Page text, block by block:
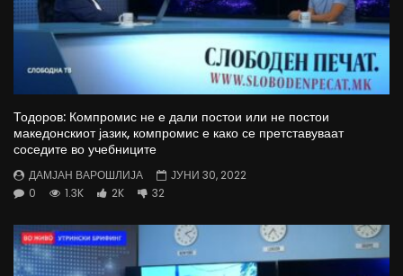
Тодоров: Компромис не е дали постои или не постои
македонскиот јазик, компромис е како се претставуваат
соседите во учебниците
ДАМЈАН ВАРОШЛИЈА
ЈУНИ 30, 2022
0
1.3K 2K 32